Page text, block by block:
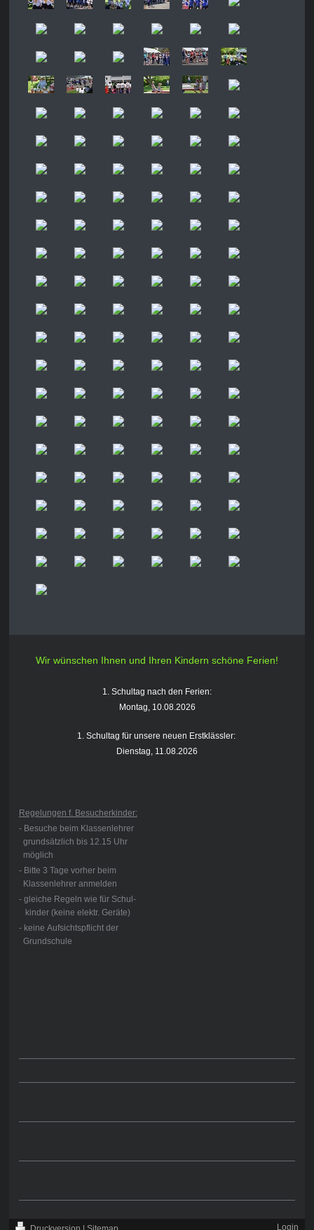
Wir wünschen Ihnen und Ihren Kindern schöne Ferien!
1. Schultag nach den Ferien:
Montag, 10.08.2026
1. Schultag für unsere neuen Erstklässler:
Dienstag, 11.08.2026
Regelungen f. Besucherkinder:
- Besuche beim Klassenlehrer
grundsätzlich bis 12.15 Uhr
möglich
- Bitte 3 Tage vorher beim
Klassenlehrer anmelden
- gleiche Regeln wie für Schul-
kinder (keine elektr. Geräte)
- keine Aufsichtspflicht der
Grundschule
Login